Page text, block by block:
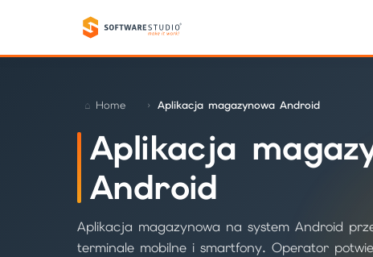
Home Aplikacja magazynowa Android
Aplikacja
Android
Aplikacja magazynowa na system Android
terminale mobilne i smartfony. Operator